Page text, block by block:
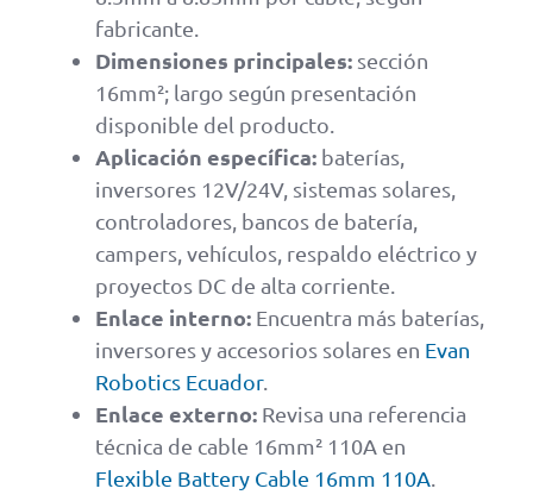
fabricante.
Dimensiones principales: sección
16mm²; largo según presentación
disponible del producto.
Aplicación específica: baterías,
inversores 12V/24V, sistemas solares,
controladores, bancos de batería,
campers, vehículos, respaldo eléctrico y
proyectos DC de alta corriente.
Enlace interno: Encuentra más baterías,
inversores y accesorios solares en Evan
Robotics Ecuador.
Enlace externo: Revisa una referencia
técnica de cable 16mm² 110A en
Flexible Battery Cable 16mm 110A